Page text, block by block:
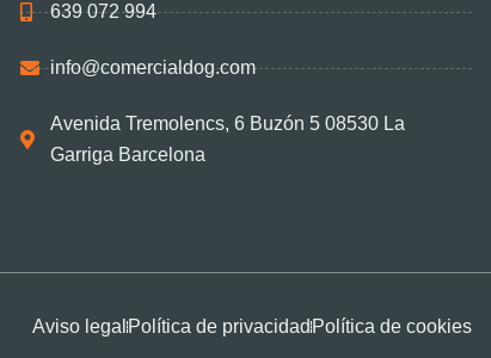
639 072 994
info@comercialdog.com
Avenida Tremolencs, 6 Buzón 5 08530 La
Garriga Barcelona
Aviso legal Política de privacidad Política de cookies